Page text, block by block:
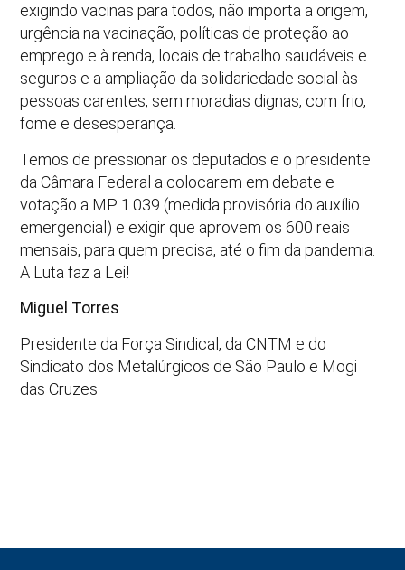
exigindo vacinas para todos, não importa a origem,
urgência na vacinação, políticas de proteção ao
emprego e à renda, locais de trabalho saudáveis e
seguros e a ampliação da solidariedade social às
pessoas carentes, sem moradias dignas, com frio,
fome e desesperança.
Temos de pressionar os deputados e o presidente
da Câmara Federal a colocarem em debate e
votação a MP 1.039 (medida provisória do auxílio
emergencial) e exigir que aprovem os 600 reais
mensais, para quem precisa, até o fim da pandemia.
A Luta faz a Lei!
Miguel Torres
Presidente da Força Sindical, da CNTM e do
Sindicato dos Metalúrgicos de São Paulo e Mogi
das Cruzes